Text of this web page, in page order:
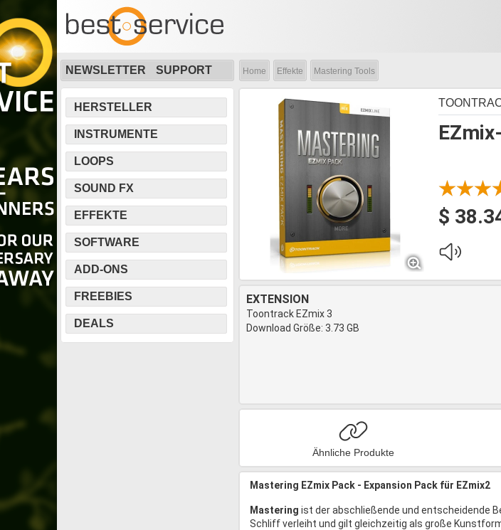
NEWSLETTER SUPPORT Home Effekte Mastering Tools
HERSTELLER
INSTRUMENTE
LOOPS
SOUND FX
EFFEKTE
SOFTWARE
ADD-ONS
FREEBIES
DEALS
$
EXTENSION
Toontrack EZmix 3
Download Größe: 3.73 GB
Ähnliche Produkte
Mastering EZmix Pack - Expansion Pack für EZmix2
Mastering ist der abschließende und entscheidende
Schliff verleiht und gilt gleichzeitig als große